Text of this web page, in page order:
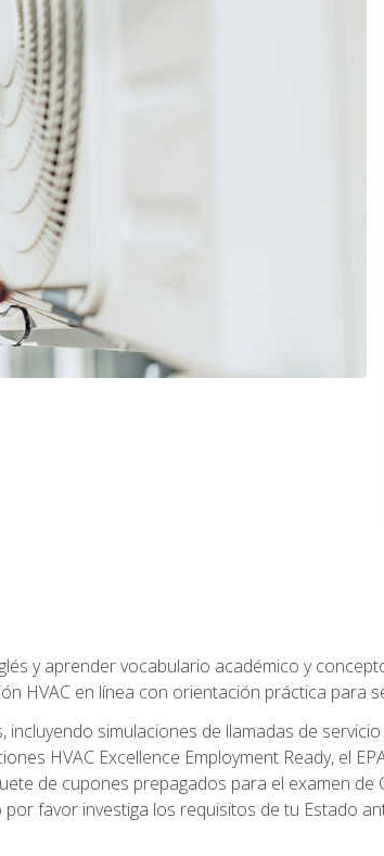
y aprender vocabulario académico y
HVAC en línea con orientación práctica para
simulaciones de llamadas de
HVAC Excellence Employment Ready, el
de cupones prepagados para el examen de
por favor investiga los requisitos de tu Estado